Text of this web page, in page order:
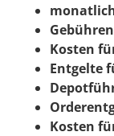
Kosten
Entgelte
Kosten